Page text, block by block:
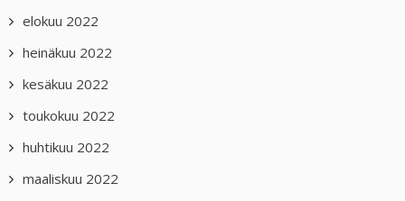
elokuu 2022
heinäkuu 2022
kesäkuu 2022
toukokuu 2022
huhtikuu 2022
maaliskuu 2022